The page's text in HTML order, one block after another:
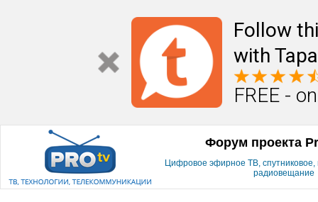
Follow
with
FREE -
Форум проекта
Цифровое эфирное ТВ, спутниковое,
радиовещание